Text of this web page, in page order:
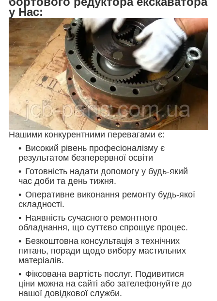
у Нас:
Нашими конкурентними перевагами є:
Високий рівень професіоналізму є
результатом безперервної освіти
Готовність надати допомогу у будь-який
час доби та день тижня.
Оперативне виконання ремонту будь-якої
складності.
Наявність сучасного ремонтного
обладнання, що суттєво спрощує процес.
Безкоштовна консультація з технічних
питань, поради щодо вибору мастильних
матеріалів.
Фіксована вартість послуг. Подивитися
ціни можна на сайті або зателефонуйте до
нашої довідкової служби.